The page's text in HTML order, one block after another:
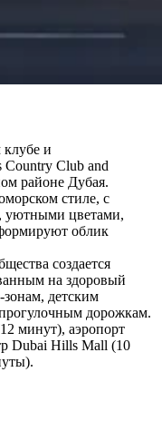
клубе и
Country Club and
районе Дубая.
стиле, с
уютными цветами,
облик
создается
на здоровый
детским
дорожкам.
минут), аэропорт
Dubai Hills Mall (10